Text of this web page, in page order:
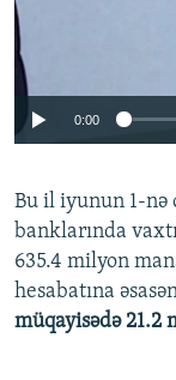
0:00
Bu il iyunun 1-nə
banklarında
635.4 milyon
hesabatına
müqayisədə 21.2